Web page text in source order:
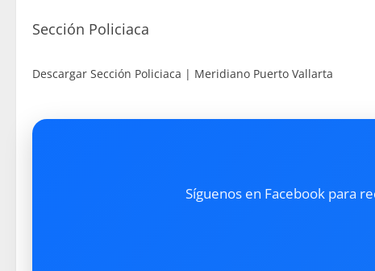
Sección Policiaca
Descargar Sección Policiaca | Meridiano Puerto Vallarta
Síguenos en Facebook para